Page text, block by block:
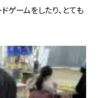
ゲームをしたり、とても